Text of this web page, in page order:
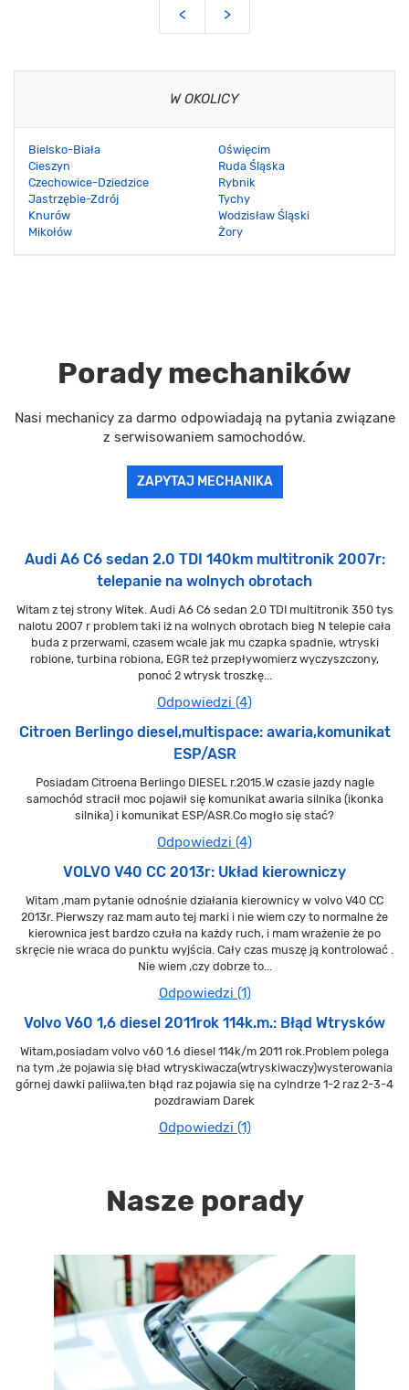
< >
W OKOLICY
Bielsko-Biała
Cieszyn
Czechowice-Dziedzice
Jastrzębie-Zdrój
Knurów
Mikołów
Oświęcim
Ruda Śląska
Rybnik
Tychy
Wodzisław Śląski
Żory
Porady mechaników
Nasi mechanicy za darmo odpowiadają na pytania związane
z serwisowaniem samochodów.
ZAPYTAJ MECHANIKA
Audi A6 C6 sedan 2.0 TDI 140km multitronik 2007r:
telepanie na wolnych obrotach
Witam z tej strony Witek. Audi A6 C6 sedan 2.0 TDI multitronik 350 tys
nalotu 2007 r problem taki iż na wolnych obrotach bieg N telepie cała
buda z przerwami, czasem wcale jak mu czapka spadnie, wtryski
robione, turbina robiona, EGR też przepływomierz wyczyszczony,
ponoć 2 wtrysk troszkę...
Odpowiedzi (4)
Citroen Berlingo diesel,multispace: awaria,komunikat
ESP/ASR
Posiadam Citroena Berlingo DIESEL r.2015.W czasie jazdy nagle
samochód stracił moc pojawił się komunikat awaria silnika (ikonka
silnika) i komunikat ESP/ASR.Co mogło się stać?
Odpowiedzi (4)
VOLVO V40 CC 2013r: Układ kierowniczy
Witam ,mam pytanie odnośnie działania kierownicy w volvo V40 CC
2013r. Pierwszy raz mam auto tej marki i nie wiem czy to normalne że
kierownica jest bardzo czuła na każdy ruch, i mam wrażenie że po
skręcie nie wraca do punktu wyjścia. Cały czas muszę ją kontrolować .
Nie wiem ,czy dobrze to...
Odpowiedzi (1)
Volvo V60 1,6 diesel 2011rok 114k.m.: Błąd Wtrysków
Witam,posiadam volvo v60 1.6 diesel 114k/m 2011 rok.Problem polega
na tym ,że pojawia się bład wtryskiwacza(wtryskiwaczy)wysterowania
górnej dawki paliiwa,ten błąd raz pojawia się na cylndrze 1-2 raz 2-3-4
pozdrawiam Darek
Odpowiedzi (1)
Nasze porady